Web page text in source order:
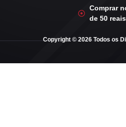
Comprar
de 50 reais
Copyright © 2026 Todos os